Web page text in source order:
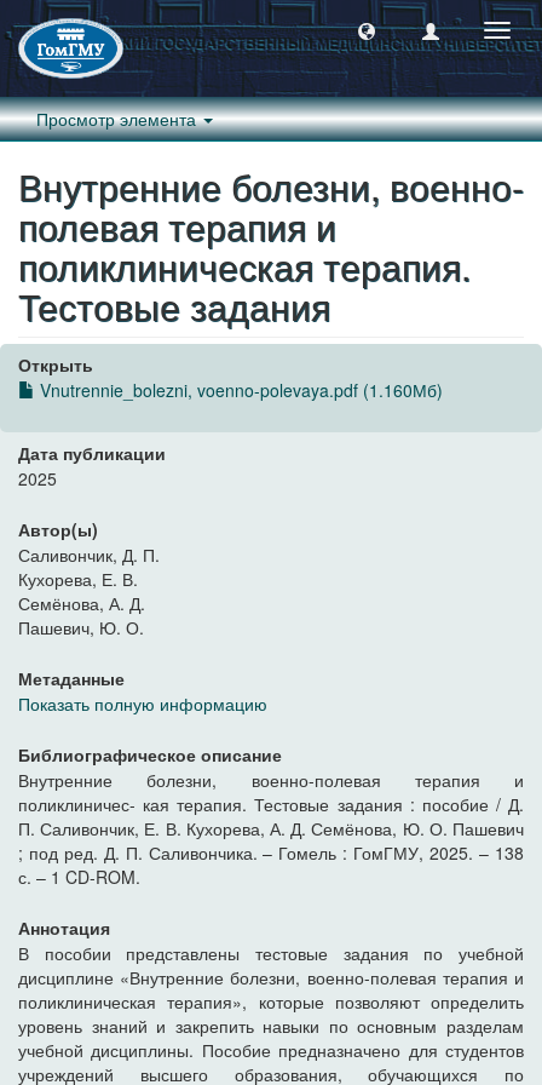
Просмотр элемента
Внутренние болезни, военно-
полевая терапия и
поликлиническая терапия.
Тестовые задания
Открыть
Vnutrennie_bolezni, voenno-polevaya.pdf (1.160Мб)
Дата публикации
2025
Автор(ы)
Саливончик, Д. П.
Кухорева, Е. В.
Семёнова, А. Д.
Пашевич, Ю. О.
Метаданные
Показать полную информацию
Библиографическое описание
Внутренние болезни, военно-полевая терапия и
поликлиничес- кая терапия. Тестовые задания : пособие / Д.
П. Саливончик, Е. В. Кухорева, А. Д. Семёнова, Ю. О. Пашевич
; под ред. Д. П. Саливончика. – Гомель : ГомГМУ, 2025. – 138
с. – 1 CD-ROM.
Аннотация
В пособии представлены тестовые задания по учебной
дисциплине «Внутренние болезни, военно-полевая терапия и
поликлиническая терапия», которые позволяют определить
уровень знаний и закрепить навыки по основным разделам
учебной дисциплины. Пособие предназначено для студентов
учреждений высшего образования, обучающихся по